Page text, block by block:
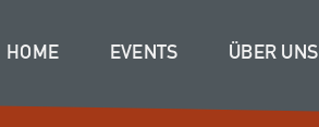
HOME EVENTS ÜBER UNS